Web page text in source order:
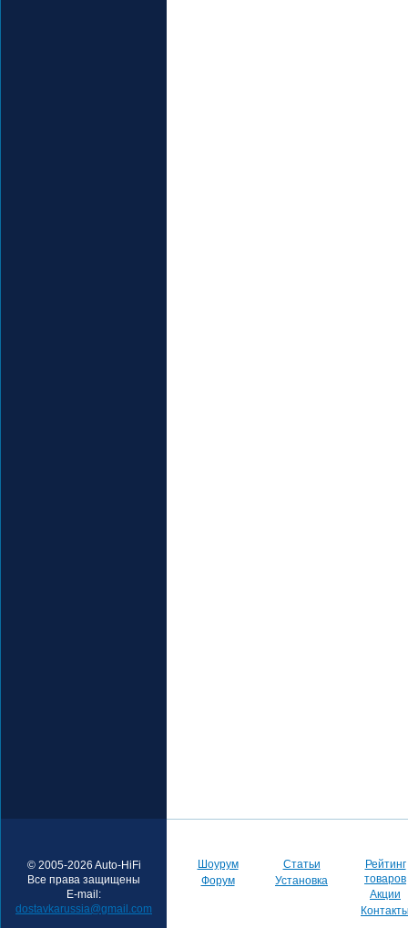
© 2005-2026 Auto-HiFi
Все права защищены
E-mail:
dostavkarussia@gmail.com
Шоурум
Форум
Статьи
Установка
Рейтинг
товаров
Акции